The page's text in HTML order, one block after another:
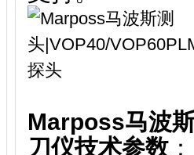
Marposs马波
刀仪技术参数 ：